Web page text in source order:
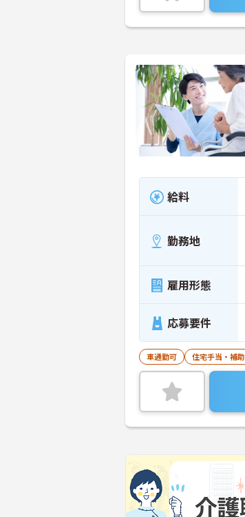
給料
勤務地
雇用形態
応募要件
車通勤可 住宅手当・補助